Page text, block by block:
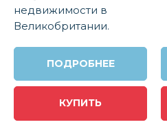
недвижимости в
Великобритании.
ПОДРОБНЕЕ
КУПИТЬ